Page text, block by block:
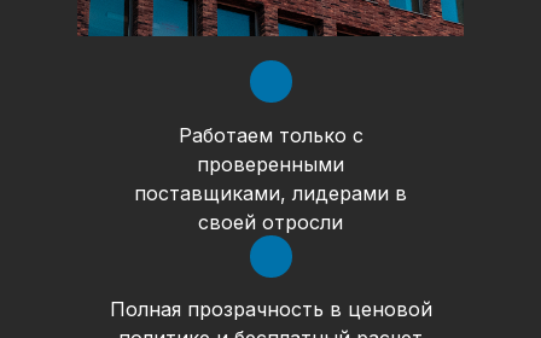
Полная прозрачность в ценовой
Работаем только с
проверенными
поставщиками, лидерами в
своей отросли